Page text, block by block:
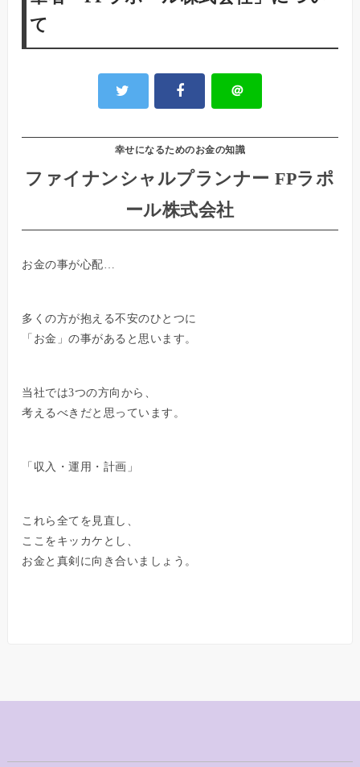
て
＠
幸せになるためのお金の知識
ファイナンシャルプランナー FPラポ
ール株式会社
お金の事が心配…
多くの方が抱える不安のひとつに
「お金」の事があると思います。
当社では3つの方向から、
考えるべきだと思っています。
「収入・運用・計画」
これら全てを見直し、
ここをキッカケとし、
お金と真剣に向き合いましょう。